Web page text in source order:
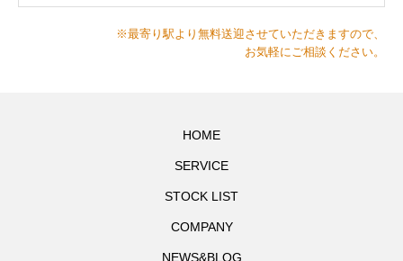
※最寄り駅より無料送迎させていただきますので、
お気軽にご相談ください。
HOME
SERVICE
STOCK LIST
COMPANY
NEWS&BLOG